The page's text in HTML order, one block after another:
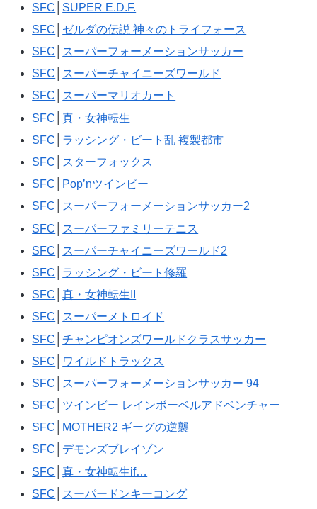
SFC
SUPER E.D.F.
SFC
ゼルダの伝説 神々のトライフォース
SFC
スーパーフォーメーションサッカー
SFC
スーパーチャイニーズワールド
SFC
スーパーマリオカート
SFC │真・女神転生
SFC
ラッシング・ビート乱 複製都市
SFC
スターフォックス
SFC
Pop’nツインビー
SFC
スーパーフォーメーションサッカー2
SFC
スーパーファミリーテニス
SFC
スーパーチャイニーズワールド2
SFC
ラッシング・ビート修羅
SFC │真・女神転生II
SFC
スーパーメトロイド
SFC │チャンピオンズワールドクラスサッカー
SFC
ワイルドトラックス
SFC
スーパーフォーメーションサッカー 94
SFC
ツインビー レインボーベルアドベンチャー
SFC
MOTHER2 ギーグの逆襲
SFC
デモンズブレイゾン
SFC │真・女神転生if…
SFC
スーパードンキーコング